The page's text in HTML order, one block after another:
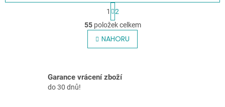
O
v
l
á
c
S
t
r
á
n
k
á
n
1
2
55položek celkem
NAHORU
Garance vrácení zboží
do 30 dnů!